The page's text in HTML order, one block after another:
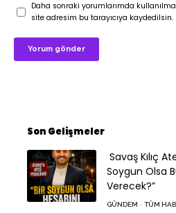
Daha sonraki yorumlarımda
site adresim bu tarayıcıya kaydedilsin.
Son Gelişmeler
Savaş Kılıç
Soygun Olsa
Verecek?”
GÜNDEM TÜM